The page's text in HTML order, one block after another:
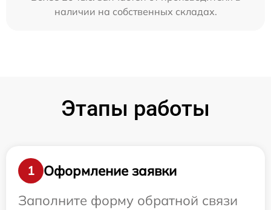
наличии на собственных складах.
Этапы работы
1
Оформление заявки
Заполните форму обратной связи